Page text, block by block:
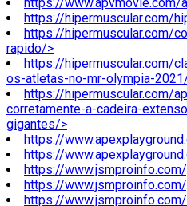
https://www.apvmovie.com/
https://hipermuscular.com/
https://hipermuscular.com/
rapido/>
https://hipermuscular.com/
os-atletas-no-mr-olympia-
https://hipermuscular.com/
corretamente-a-cadeira-
gigantes/>
https://
https://
https://
https://
https://